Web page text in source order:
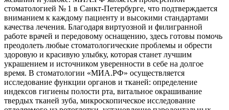
стоматологией № 1 в Санкт-Петербурге, что подтверждается
вниманием к каждому пациенту и высокими стандартами
качества лечения. Благодаря виртуозной и филигранной
работе врачей и передовому оснащению, здесь готовы помочь
преодолеть любые стоматологические проблемы и обрести
здоровую и красивую улыбку, которая станет лучшим
украшением и источником уверенности в себе на долгое
время. В стоматологии «МИА.РФ» осуществляется
исследование функции органов и тканей: определение
индексов гигиены полости рта, витальное окрашивание
твердых тканей зуба, микроскопическое исследование